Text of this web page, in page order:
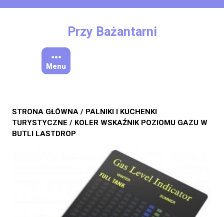
Przy Bażantarni
Menu
STRONA GŁÓWNA / PALNIKI I KUCHENKI
TURYSTYCZNE / KOLER WSKAŹNIK POZIOMU GAZU W
BUTLI LASTDROP